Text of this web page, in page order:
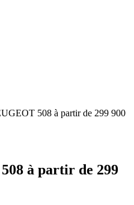
508 à partir de 299 900
à partir de 299